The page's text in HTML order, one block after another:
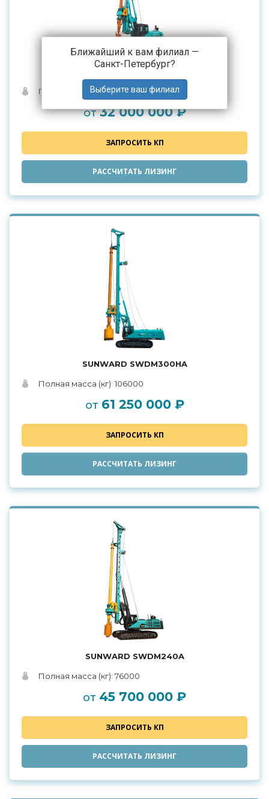
Ближайший к вам филиал —
Санкт-Петербург?
SUNWARD SWDM160H2
Полная масса (кг): 49000
от32 000 000 ₽
ЗАПРОСИТЬ КП
РАССЧИТАТЬ ЛИЗИНГ
SUNWARD SWDM300HA
Полная масса (кг): 106000
от 61 250 000 ₽
ЗАПРОСИТЬ КП
РАССЧИТАТЬ ЛИЗИНГ
SUNWARD SWDM240A
Полная масса (кг): 76000
от 45 700 000 ₽
ЗАПРОСИТЬ КП
РАССЧИТАТЬ ЛИЗИНГ